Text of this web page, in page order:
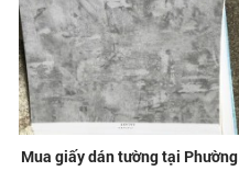
Mua giấy dán tường tại Phường